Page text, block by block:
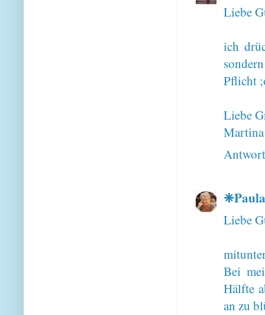
Liebe
ich
Pflicht
Liebe
Martina
Liebe
Bei
Hälfte
an zu